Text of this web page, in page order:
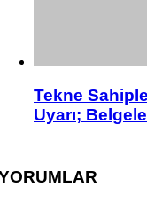
Tekne
Uyarı;